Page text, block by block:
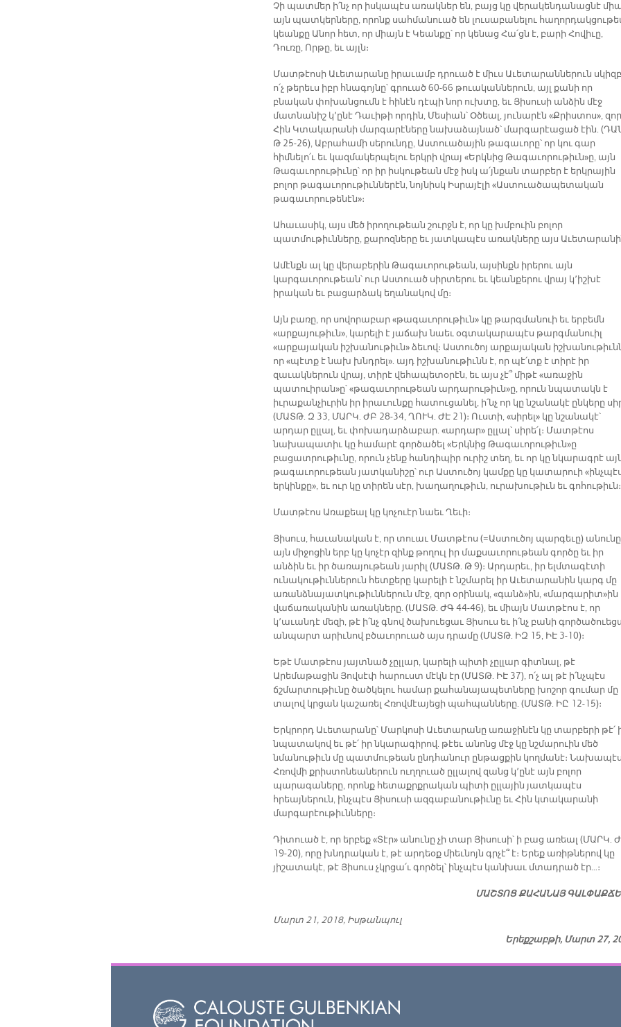
Չի պատմեր ի՛նչ որ իսկապէս առակներ են, բայց կը վերակենդանացնէ
այն պատկերները, որոնք սահմանուած են լուսաբանելու
կեանքը Անոր հետ, որ միայն է Կեանքը՝ որ կենաց Հա՛ցն է, բարի Հովիւը,
Դուռը, Որթը, եւ այլն։
Մատթէոսի Աւետարանը իրաւամբ դրուած է միւս Աւետարաններուն
ո՛չ թերեւս իբր հնագոյնը՝ գրուած 60-66 թուականներուն, այլ քանի որ
բնական փոխանցումն է հինէն դէպի նոր ուխտը, եւ Յիսուսի անձին մէջ
մատնանիշ կ՚ընէ Դաւիթի որդին, Մեսիան՝ Օծեալ, յունարէն «Քրիստոս», զոր
Հին Կտակարանի մարգարէները նախաձայնած՝ մարգարէացած էին.
Թ 25-26), Աբրահամի սերունդը, Աստուածային թագաւորը՝ որ կու գար
հիմնելո՛ւ եւ կազմակերպելու երկրի վրայ «Երկնից Թագաւորութիւն»ը, այն
Թագաւորութիւնը՝ որ իր իսկութեան մէջ իսկ ա՛յնքան տարբեր է երկրային
բոլոր թագաւորութիւններէն, նոյնիսկ Իսրայէլի «Աստուածապետական
թագաւորութենէն»։
Ահաւասիկ, այս մեծ իրողութեան շուրջն է, որ կը խմբուին բոլոր
պատմութիւնները, քարոզները եւ յատկապէս առակները այս
Ամէնքն ալ կը վերաբերին Թագաւորութեան, այսինքն իրերու այն
կարգաւորութեան՝ ուր Աստուած սիրտերու եւ կեանքերու վրայ կ՚իշխէ
իրական եւ բացարձակ եղանակով մը։
Այն բառը, որ սովորաբար «թագաւորութիւն» կը թարգմանուի եւ երբեմն
«արքայութիւն», կարելի է յաճախ նաեւ օգտակարապէս թարգմանուիլ
«արքայական իշխանութիւն» ձեւով։ Աստուծոյ արքայական
որ «պէտք է նախ խնդրել». այդ իշխանութիւնն է, որ պէ՛տք է տիրէ իր
զաւակներուն վրայ, տիրէ վեհապետօրէն, եւ այս չէ՞ միթէ «առաջին
պատուիրան»ը՝ «թագաւորութեան արդարութիւն»ը, որուն նպատակն է
իւրաքանչիւրին իր իրաւունքը հատուցանել, ի՛նչ որ կը նշանակէ ընկերը
(ՄԱՏԹ. Զ 33, ՄԱՐԿ. ԺԲ 28-34, ՂՈՒԿ. ԺԷ 21)։ Ուստի, «սիրել» կը նշանակէ՝
արդար ըլլալ, եւ փոխադարձաբար. «արդար» ըլլալ՝ սիրե՛լ։ Մատթէոս
նախապատիւ կը համարէ գործածել «Երկնից Թագաւորութիւն»ը
բացատրութիւնը, որուն չենք հանդիպիր ուրիշ տեղ, եւ որ կը նկարագրէ
թագաւորութեան յատկանիշը՝ ուր Աստուծոյ կամքը կը կատարուի
երկինքը», եւ ուր կը տիրեն սէր, խաղաղութիւն, ուրախութիւն եւ գոհութիւն։
Մատթէոս Առաքեալ կը կոչուէր նաեւ Ղեւի։
Յիսուս, հաւանական է, որ տուաւ Մատթէոս (=Աստուծոյ պարգեւը)
այն միջոցին երբ կը կոչէր զինք թողուլ իր մաքսաւորութեան գործը եւ իր
անձին եւ իր ծառայութեան յարիլ (ՄԱՏԹ. Թ 9)։ Արդարեւ, իր ելմտագէտի
ունակութիւններուն հետքերը կարելի է նշմարել իր Աւետարանին կարգ մը
առանձնայատկութիւններուն մէջ, զոր օրինակ, «գանձ»ին, «մարգարիտ»ին
վաճառականին առակները. (ՄԱՏԹ. ԺԳ 44-46), եւ միայն Մատթէոս է, որ
կ՚աւանդէ մեզի, թէ ի՛նչ գնով ծախուեցաւ Յիսուս եւ ի՛նչ բանի
անպարտ արիւնով բծաւորուած այս դրամը (ՄԱՏԹ. ԻԶ 15, ԻԷ 3-10)։
Եթէ Մատթէոս յայտնած չըլլար, կարելի պիտի չըլլար գիտնալ, թէ
Արեմաթացին Յովսէփ հարուստ մէկն էր (ՄԱՏԹ. ԻԷ 37), ո՛չ ալ թէ ի՛նչպէս
ճշմարտութիւնը ծածկելու համար քահանայապետները խոշոր գումար մը
տալով կրցան կաշառել Հռովմէայեցի պահպանները. (ՄԱՏԹ. ԻԸ 12-15)։
Երկրորդ Աւետարանը՝ Մարկոսի Աւետարանը առաջինէն կը տարբերի թէ՛
նպատակով եւ թէ՛ իր նկարագիրով. թէեւ անոնց մէջ կը նշմարուին մեծ
նմանութիւն մը պատմութեան ընդհանուր ընթացքին կողմանէ։ Նախապէս
Հռովմի քրիստոնեաներուն ուղղուած ըլլալով զանց կ՚ընէ այն բոլոր
պարագաները, որոնք հետաքրքրական պիտի ըլլային յատկապէս
հրեայներուն, ինչպէս Յիսուսի ազգաբանութիւնը եւ Հին կտակարանի
մարգարէութիւնները։
Դիտուած է, որ երբեք «Տէր» անունը չի տար Յիսուսի՝ ի բաց առեալ (ՄԱՐԿ.
19-20), որը խնդրական է, թէ արդեօք միեւնոյն գրչէ՞ է։ Երեք առիթներով կը
յիշատակէ, թէ Յիսուս չկրցա՛ւ գործել՝ ինչպէս կանխաւ մտադրած էր…։
ՄԱՇ­ՏՈՑ ՔԱ­ՀԱ­ՆԱՅ
Մարտ 21, 2018, Իսթանպուլ
Երեքշաբթի, Մարտ 27,